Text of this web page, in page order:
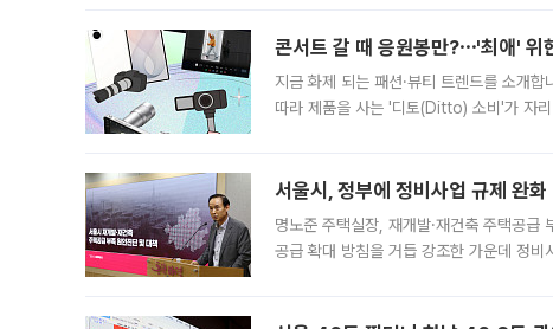
콘서트 갈 때 응원봉만?⋯'최애' 위
지금 화제 되는 패션·뷰티 트렌드를 소개
따라 제품을 사는 '디토(Ditto) 소비'가 자
서울시, 정부에 정비사업 규제 완
명노준 주택실장, 재개발·재건축 주택공급
공급 확대 방침을 거듭 강조한 가운데 정